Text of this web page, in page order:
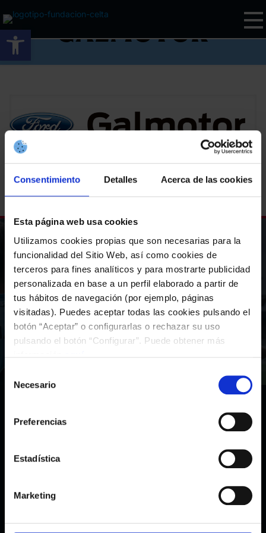
Abrir barra de herramientas
Consentimiento Detalles Acerca de las cookies
Esta página web usa cookies
Utilizamos cookies propias que son necesarias para la
funcionalidad del Sitio Web, así como cookies de
terceros para fines analíticos y para mostrarte publicidad
personalizada en base a un perfil elaborado a partir de
tus hábitos de navegación (por ejemplo, páginas
visitadas). Puedes aceptar todas las cookies pulsando el
botón “Aceptar” o configurarlas o rechazar su uso
pulsando el botón “Configurar”. Puede obtener más
Necesario
Preferencias
Estadística
Marketing
Galmotor
Colabora con la
Fundación Celta
Colabora con la Fundación
Enlaces Legales